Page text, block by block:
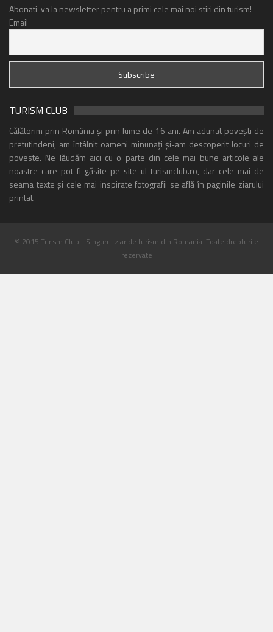
Abonati-va la newsletter pentru a primi cele mai noi stiri din turism!
Email
TURISM CLUB
Călătorim prin România și prin lume de 16 ani. Am adunat povești de
pretutindeni, am întâlnit oameni minunați și-am descoperit locuri de
poveste. Ne lăudăm aici cu o parte din cele mai bune articole ale
noastre care pot fi găsite pe site-ul turismclub.ro, dar cele mai de
seama texte și cele mai inspirate fotografii se află în paginile ziarului
printat.
© 2015 Turism Club - Singurul ziar de turism din Romania. Toate drepturile
rezervate